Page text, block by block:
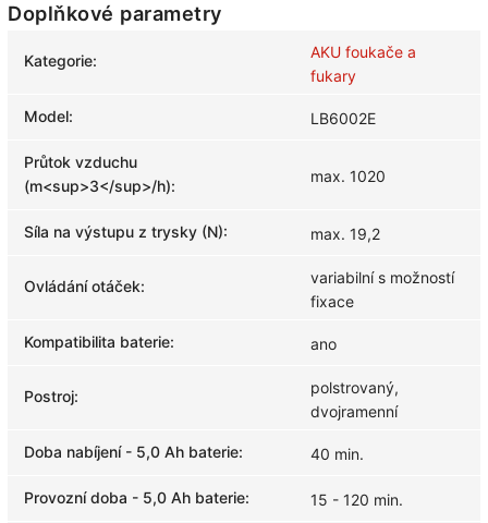
Doplňkové parametry
Kategorie:
AKU foukače a
fukary
Model: LB6002E
Průtok vzduchu
(m<sup>3</sup>/h):
max. 1020
Síla na výstupu z trysky (N): max. 19,2
Ovládání otáček:
variabilní s možností
fixace
Kompatibilita baterie: ano
Postroj:
polstrovaný,
dvojramenní
Doba nabíjení - 5,0 Ah baterie: 40 min.
Provozní doba - 5,0 Ah baterie: 15 - 120 min.